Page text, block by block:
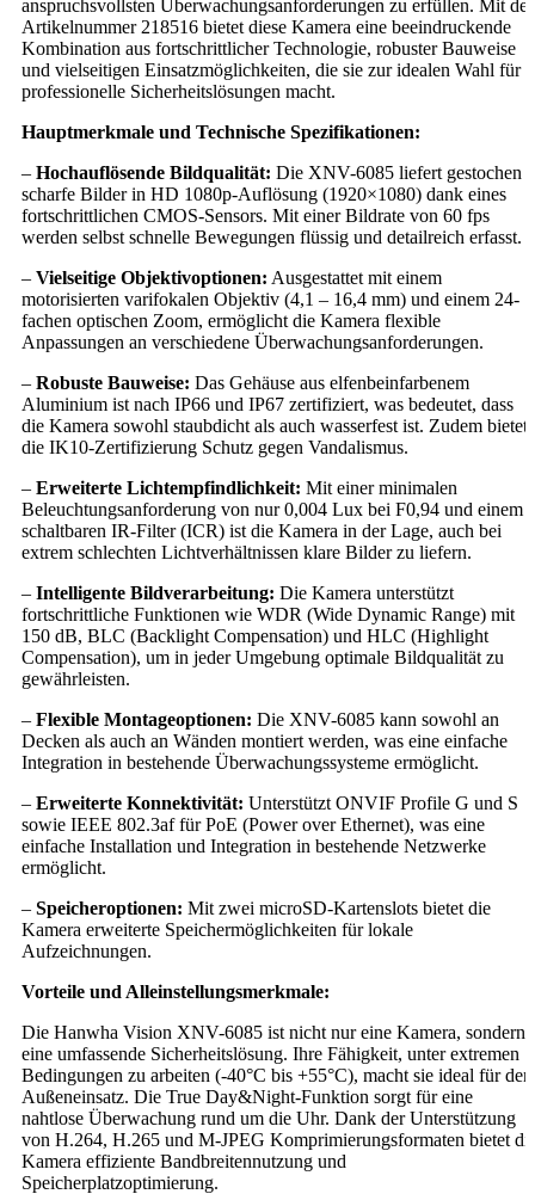
anspruchsvollsten Überwachungsanforderungen zu erfüllen. Mit der
Artikelnummer 218516 bietet diese Kamera eine beeindruckende
Kombination aus fortschrittlicher Technologie, robuster Bauweise
und vielseitigen Einsatzmöglichkeiten, die sie zur idealen Wahl für
professionelle Sicherheitslösungen macht.
Hauptmerkmale und Technische Spezifikationen:
– Hochauflösende Bildqualität: Die XNV-6085 liefert gestochen
scharfe Bilder in HD 1080p-Auflösung (1920×1080) dank eines
fortschrittlichen CMOS-Sensors. Mit einer Bildrate von 60 fps
werden selbst schnelle Bewegungen flüssig und detailreich erfasst.
– Vielseitige Objektivoptionen: Ausgestattet mit einem
motorisierten varifokalen Objektiv (4,1 – 16,4 mm) und einem 24-
fachen optischen Zoom, ermöglicht die Kamera flexible
Anpassungen an verschiedene Überwachungsanforderungen.
– Robuste Bauweise: Das Gehäuse aus elfenbeinfarbenem
Aluminium ist nach IP66 und IP67 zertifiziert, was bedeutet, dass
die Kamera sowohl staubdicht als auch wasserfest ist. Zudem bietet
die IK10-Zertifizierung Schutz gegen Vandalismus.
– Erweiterte Lichtempfindlichkeit: Mit einer minimalen
Beleuchtungsanforderung von nur 0,004 Lux bei F0,94 und einem
schaltbaren IR-Filter (ICR) ist die Kamera in der Lage, auch bei
extrem schlechten Lichtverhältnissen klare Bilder zu liefern.
– Intelligente Bildverarbeitung: Die Kamera unterstützt
fortschrittliche Funktionen wie WDR (Wide Dynamic Range) mit
150 dB, BLC (Backlight Compensation) und HLC (Highlight
Compensation), um in jeder Umgebung optimale Bildqualität zu
gewährleisten.
– Flexible Montageoptionen: Die XNV-6085 kann sowohl an
Decken als auch an Wänden montiert werden, was eine einfache
Integration in bestehende Überwachungssysteme ermöglicht.
– Erweiterte Konnektivität: Unterstützt ONVIF Profile G und S
sowie IEEE 802.3af für PoE (Power over Ethernet), was eine
einfache Installation und Integration in bestehende Netzwerke
ermöglicht.
– Speicheroptionen: Mit zwei microSD-Kartenslots bietet die
Kamera erweiterte Speichermöglichkeiten für lokale
Aufzeichnungen.
Vorteile und Alleinstellungsmerkmale:
Die Hanwha Vision XNV-6085 ist nicht nur eine Kamera, sondern
eine umfassende Sicherheitslösung. Ihre Fähigkeit, unter extremen
Bedingungen zu arbeiten (-40°C bis +55°C), macht sie ideal für den
Außeneinsatz. Die True Day&Night-Funktion sorgt für eine
nahtlose Überwachung rund um die Uhr. Dank der Unterstützung
von H.264, H.265 und M-JPEG Komprimierungsformaten bietet
Kamera effiziente Bandbreitennutzung und
Speicherplatzoptimierung.